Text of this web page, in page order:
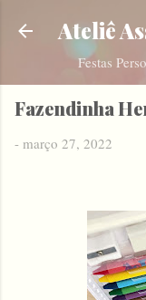
Ateliê
Festas
Fazendinha
- março 27, 2022